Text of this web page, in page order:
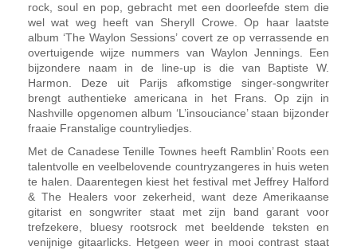
rock, soul en pop, gebracht met een doorleefde stem die
wel wat weg heeft van Sheryll Crowe. Op haar laatste
album ‘The Waylon Sessions’ covert ze op verrassende en
overtuigende wijze nummers van Waylon Jennings. Een
bijzondere naam in de line-up is die van Baptiste W.
Harmon. Deze uit Parijs afkomstige singer-songwriter
brengt authentieke americana in het Frans. Op zijn in
Nashville opgenomen album ‘L’insouciance’ staan bijzonder
fraaie Franstalige countryliedjes.
Met de Canadese Tenille Townes heeft Ramblin’ Roots een
talentvolle en veelbelovende countryzangeres in huis weten
te halen. Daarentegen kiest het festival met Jeffrey Halford
& The Healers voor zekerheid, want deze Amerikaanse
gitarist en songwriter staat met zijn band garant voor
trefzekere, bluesy rootsrock met beeldende teksten en
venijnige gitaarlicks. Hetgeen weer in mooi contrast staat